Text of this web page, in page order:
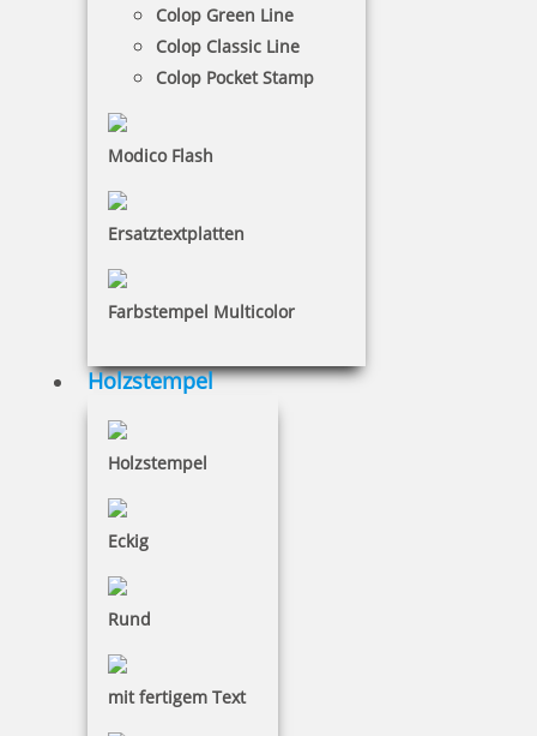
Colop Green Line
Colop Classic Line
Colop Pocket Stamp
Modico Flash
Ersatztextplatten
Farbstempel Multicolor
Holzstempel
Holzstempel
Eckig
Rund
mit fertigem Text
€-
€+
21 Artikel in der Kategorie